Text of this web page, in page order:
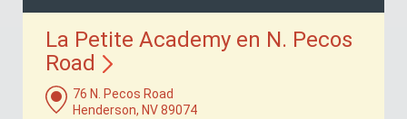
La Petite Academy en N. Pecos
Road
76 N. Pecos Road
Henderson, NV 89074